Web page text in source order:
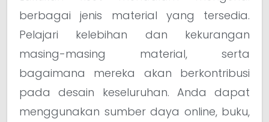
berbagai jenis material yang tersedia.
Pelajari kelebihan dan kekurangan
masing-masing material, serta
bagaimana mereka akan berkontribusi
pada desain keseluruhan. Anda dapat
menggunakan sumber daya online, buku,